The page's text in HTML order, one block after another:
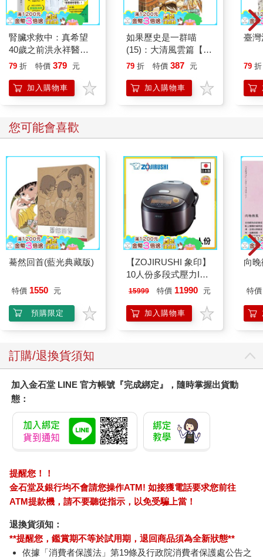
腎臟求救中：真希望
40歲之前洪永祥醫師
就告訴我這些事
79 折 特價 379 元
加入購物車
如果歷史是一群喵
(15)：大清風雲篇【萌
貓漫畫學歷史】
79 折 特價 387 元
加入購物車
臺
79 折
您可能會喜歡
驀然回首(藍光典藏版)
特價 1550 元
預購限定
【ZOJIRUSHI 象印】
10人份多段式壓力IH
微電腦電子鍋(NP-
15999 特價 11990 元
加入購物車
向
特價
訂購/退換貨須知
加入金石堂 LINE 官方帳號『完成綁定』，隨時掌握出貨動
態：
提醒您！！
金石堂及銀行均不會請您操作ATM! 如接獲電話要求您前往
ATM提款機，請不要聽從指示，以免受騙上當！
退換貨須知：
**提醒您，鑑賞期不等於試用期，退回商品須為全新狀態**
依據「消費者保護法」第19條及行政院消費者保護處公告之